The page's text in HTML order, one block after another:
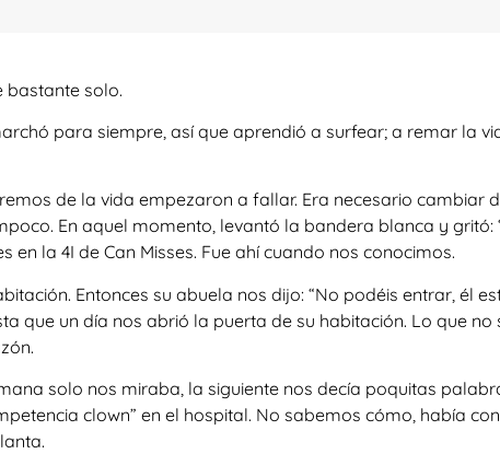
bastante solo.
para siempre, así que aprendió a surfear; a remar la
de la vida empezaron a fallar. Era necesario cambiar
En aquel momento, levantó la bandera blanca y gritó:
la 4I de Can Misses. Fue ahí cuando nos conocimos.
Entonces su abuela nos dijo: “No podéis entrar, él
que un día nos abrió la puerta de su habitación. Lo que no
solo nos miraba, la siguiente nos decía poquitas
clown” en el hospital. No sabemos cómo, había